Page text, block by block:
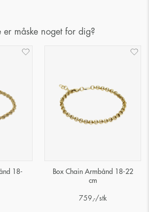
er måske noget for dig?
18-
Box Chain Armbånd 18-22
cm
759 ,-/stk